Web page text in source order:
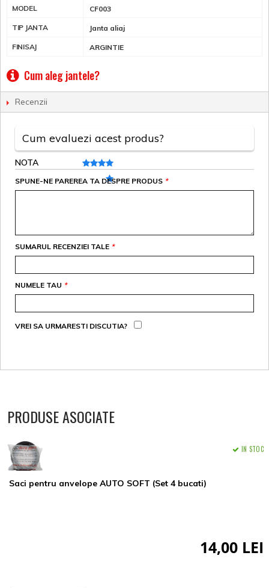
MODEL CF003
TIP JANTA Janta aliaj
FINISAJ ARGINTIE
Cum aleg jantele?
Recenzii
Cum evaluezi acest produs?
NOTA
*
SPUNE-NE PAREREA TA DESPRE PRODUS
*
SUMARUL RECENZIEI TALE
*
NUMELE TAU
VREI SA URMARESTI DISCUTIA?
PRODUSE ASOCIATE
Saci pentru anvelope AUTO SOFT (Set 4 bucati)
IN STOC
14,00 LEI